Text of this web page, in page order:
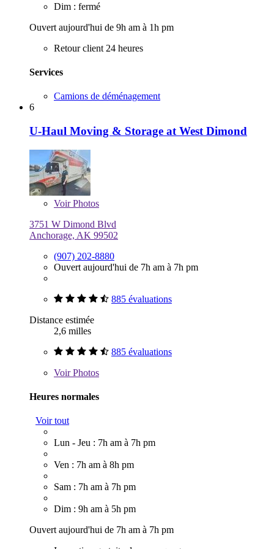
Dim : fermé
Ouvert aujourd'hui de 9h am à 1h pm
Retour client 24 heures
Services
Camions de déménagement
6
U-Haul Moving & Storage at West Dimond
VoirPhotos
3751 W Dimond Blvd
Anchorage, AK 99502
(907) 202-8880
Ouvert aujourd'hui de 7h am à 7h pm
885 évaluations
Distance estimée
2,6 milles
885 évaluations
VoirPhotos
Heures normales
Voir tout
Lun - Jeu : 7h am à 7h pm
Ven : 7h am à 8h pm
Sam : 7h am à 7h pm
Dim : 9h am à 5h pm
Ouvert aujourd'hui de 7h am à 7h pm